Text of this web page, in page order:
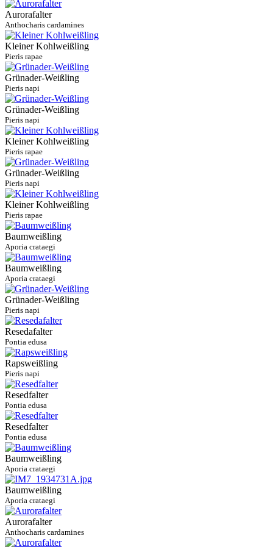
Aurorafalter
Anthocharis cardamines
Kleiner Kohlweißling
Pieris rapae
Grünader-Weißling
Pieris napi
Grünader-Weißling
Pieris napi
Kleiner Kohlweißling
Pieris rapae
Grünader-Weißling
Pieris napi
Kleiner Kohlweißling
Pieris rapae
Baumweißling
Aporia crataegi
Baumweißling
Aporia crataegi
Grünader-Weißling
Pieris napi
Resedafalter
Pontia edusa
Rapsweißling
Pieris napi
Resedfalter
Pontia edusa
Resedfalter
Pontia edusa
Baumweißling
Aporia crataegi
Baumweißling
Aporia crataegi
Aurorafalter
Anthocharis cardamines